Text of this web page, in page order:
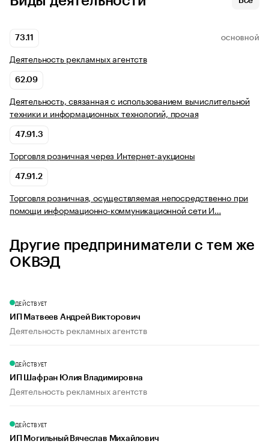
73.11 ОСНОВНОЙ
Деятельность рекламных агентств
62.09
Деятельность, связанная с использованием вычислительной
техники и информационных технологий, прочая
47.91.3
Торговля розничная через Интернет-аукционы
47.91.2
Торговля розничная, осуществляемая непосредственно при
помощи информационно-коммуникационной сети И…
Другие предприниматели с тем же
ОКВЭД
ДЕЙСТВУЕТ
ИП Матвеев Андрей Викторович
Деятельность рекламных агентств
ДЕЙСТВУЕТ
ИП Шафран Юлия Владимировна
Деятельность рекламных агентств
ДЕЙСТВУЕТ
ИП Могильный Вячеслав Михайлович